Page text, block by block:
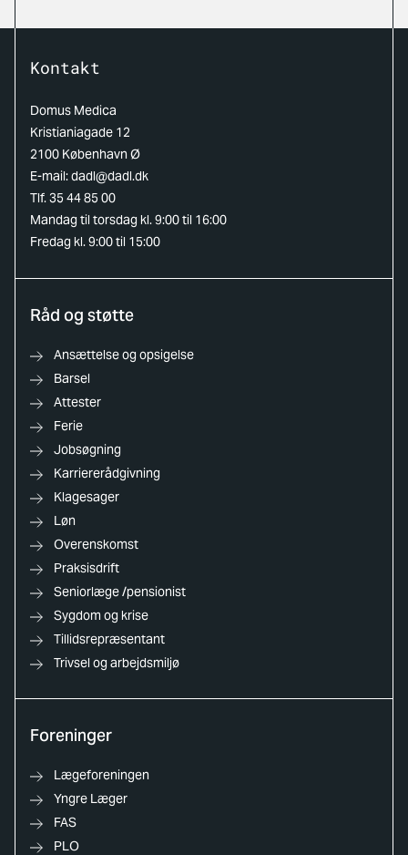
Kontakt
Domus Medica
Kristianiagade 12
2100 København Ø
E-mail:dadl@dadl.dk
Tlf. 35 44 85 00
Mandag til torsdag kl. 9:00 til 16:00
Fredag kl. 9:00 til 15:00
Råd og støtte
Ansættelse og opsigelse
Barsel
Attester
Ferie
Jobsøgning
Karriererådgivning
Klagesager
Løn
Overenskomst
Praksisdrift
Seniorlæge /pensionist
Sygdom og krise
Tillidsrepræsentant
Trivsel og arbejdsmiljø
Foreninger
Lægeforeningen
Yngre Læger
FAS
PLO